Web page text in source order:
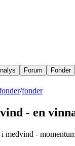
Forum Fonder
/fonder
- en
medvind -